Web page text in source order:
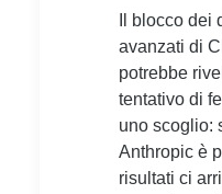
Il blocco dei
avanzati di
potrebbe
tentativo di
uno scoglio:
Anthropic è
risultati ci